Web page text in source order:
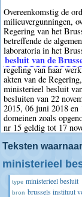
Overeenkomstig de
milieuvergunningen,
Regering van het
betreffende de
laboratoria in het
besluit van de
regeling van haar
akten van de
ministerieel besluit
besluiten van 22
2015, 06 juni 2018 en
domeinen zoals
nr 15 geldig tot 17
Teksten
ministerieel
type ministerieel besluit
bron brussels instituut